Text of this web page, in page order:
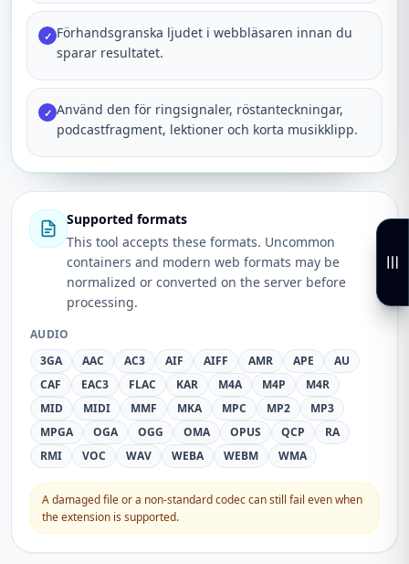
✓ Förhandsgranska ljudet i webbläsaren innan du
sparar resultatet.
✓ Använd den för ringsignaler, röstanteckningar,
podcastfragment, lektioner och korta musikklipp.
Supported formats
This tool accepts these formats. Uncommon
containers and modern web formats may be
normalized or converted on the server before
processing.
AUDIO
3GA
AAC AC3 AIF AIFF AMR APE
AU
CAF
EAC3 FLAC KAR M4A M4P
M4R
MID
MIDI MMF MKA MPC MP2
MP3
MPGA
OGA OGG OMA OPUS QCP
RA
RMI
VOC WAV WEBA WEBM WMA
A damaged file or a non-standard codec can still fail even when
the extension is supported.